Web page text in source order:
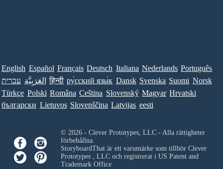
English Español Français Deutsch Italiana Nederlands Português
עברית العَرَبِيَّة हिन्दी ру́сский язы́к Dansk Svenska Suomi Norsk
Türkçe Polski Româna Ceština Slovenský Magyar Hrvatski
български Lietuvos Slovenščina Latvijas eesti
© 2026 - Clever Prototypes, LLC - Alla rättigheter
förbehållna.
StoryboardThat är ett varumärke som tillhör Clever
Prototypes , LLCoch registrerat i US Patent and
Trademark Office